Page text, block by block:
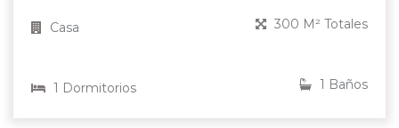
Casa 300 M² Totales
1 Dormitorios 1 Baños